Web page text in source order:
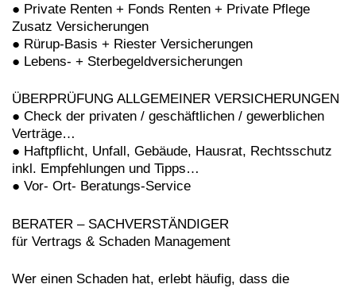
● Private Renten + Fonds Renten + Private Pflege
Zusatz Versicherungen
● Rürup-Basis + Riester Versicherungen
● Lebens- + Sterbegeldversicherungen
ÜBERPRÜFUNG ALLGEMEINER VERSICHERUNGEN
● Check der privaten / geschäftlichen / gewerblichen
Verträge…
● Haftpflicht, Unfall, Gebäude, Hausrat, Rechtsschutz
inkl. Empfehlungen und Tipps…
● Vor- Ort- Beratungs-Service
BERATER – SACHVERSTÄNDIGER
für Vertrags & Schaden Management
Wer einen Schaden hat, erlebt häufig, dass die